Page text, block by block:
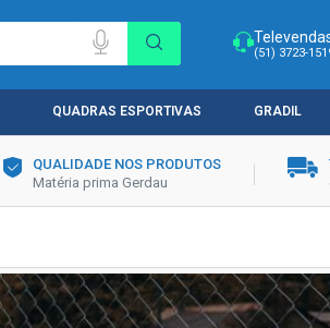
(51) 3723-
QUADRAS ESPORTIVAS GRADIL
QUALIDADE NOS PRODUTOS
Matéria prima Gerdau